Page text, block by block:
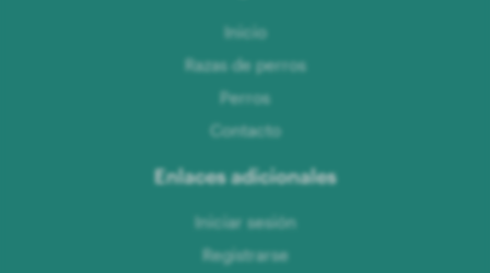
Inicio
Razas de perros
Perros
Contacto
Enlaces adicionales
Iniciar sesión
Registrarse